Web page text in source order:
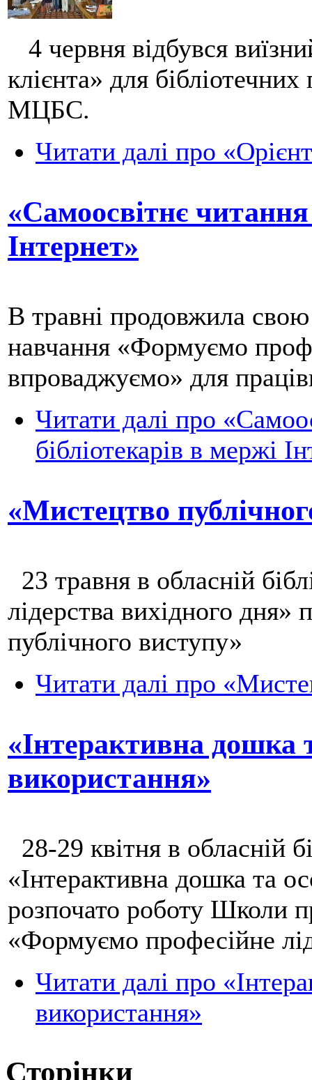
4 червня відбувся
клієнта» для бібліотечних
МЦБС.
Читати далі про
«Самоосвітнє
Інтернет»
В травні продовжила
навчання «Формуємо
впроваджуємо» для
Читати далі про
бібліотекарів в мержі
«Мистецтво
23 травня в обласній
лідерства вихідного
публічного виступу»
Читати далі про
«Інтерактивна дошка
використання»
28-29 квітня в обласній
«Інтерактивна дошка та
розпочато роботу Школи
«Формуємо професійне
Читати далі про
використання»
Сторінки